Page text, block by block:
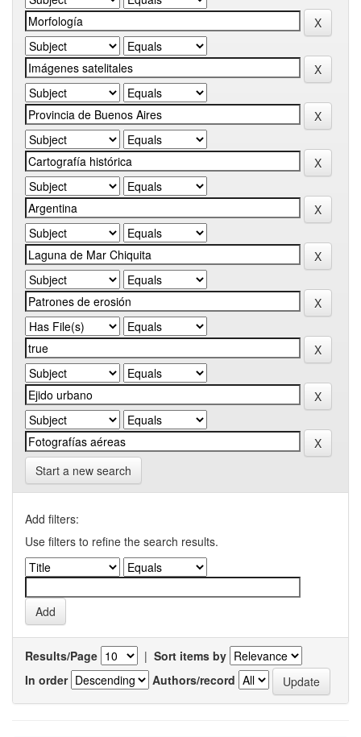
Start a new search
Add filters:
Use filters to refine the search results.
Results/Page | Sort items by
In order
Authors/record